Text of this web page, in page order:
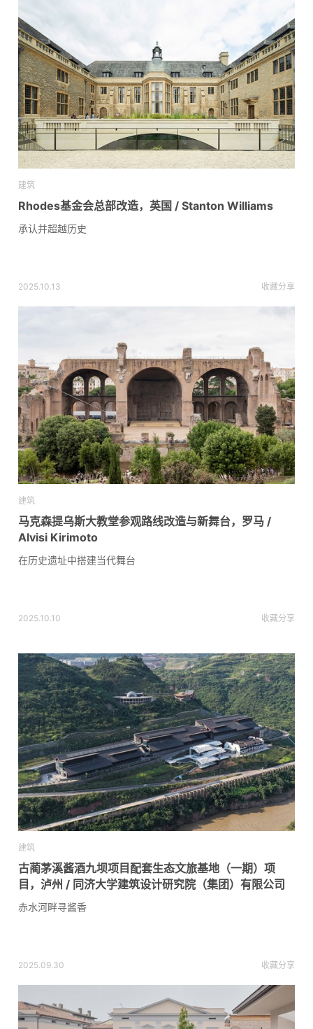
建筑
Rhodes基金会总部改造，英国 / Stanton Williams
承认并超越历史
2025.10.13 收藏分享
建筑
马克森提乌斯大教堂参观路线改造与新舞台，罗马 /
Alvisi Kirimoto
在历史遗址中搭建当代舞台
2025.10.10 收藏分享
建筑
古蔺茅溪酱酒九坝项目配套生态文旅基地（一期）项
目，泸州 / 同济大学建筑设计研究院（集团）有限公司
赤水河畔寻酱香
2025.09.30 收藏分享